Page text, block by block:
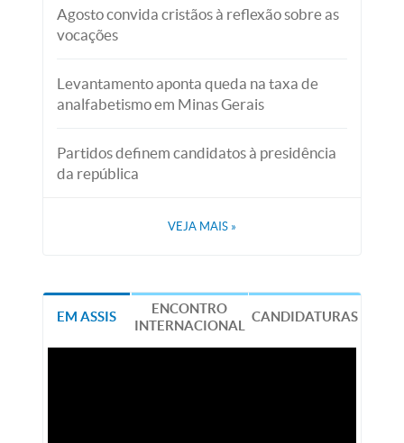
Agosto convida cristãos à reflexão sobre as
vocações
Levantamento aponta queda na taxa de
analfabetismo em Minas Gerais
Partidos definem candidatos à presidência
da república
VEJA MAIS »
EM ASSIS
ENCONTRO
INTERNACIONAL
CANDIDATURAS